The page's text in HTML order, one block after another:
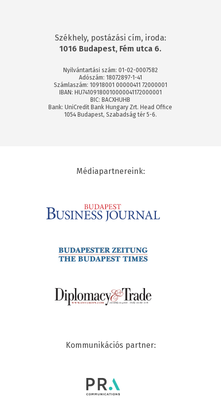
Székhely, postázási cím, iroda:
1016 Budapest, Fém utca 6.
Nyilvántartási szám: 01-02-0007582
Adószám: 18072897-1-41
Számlaszám: 10918001 00000411 72000001
IBAN: HU74109180010000041172000001
BIC: BACXHUHB
Bank: UniCredit Bank Hungary Zrt. Head Office
1054 Budapest, Szabadság tér 5-6.
Médiapartnereink:
Kommunikációs partner: